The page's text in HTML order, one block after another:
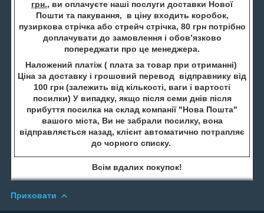
грн., ви оплачуєте наші послуги доставки Нової
Пошти та пакування, в ціну входить коробок,
пузиркова стрічка або стрейч стрічка, 80 грн потрібно
доплачувати до замовлення і обов’язково
попереджати про це менеджера.
Наложений платіж ( плата за товар при отриманні)
Ціна за доставку і грошовий перевод відправнику від
100 грн (залежить від кількості, ваги і вартості
посилки) У випадку, якщо після семи днів після
прибуття посилка на склад компанії "Нова Пошта"
вашого міста, Ви не забрали посилку, вона
відправляється назад, клієнт автоматично потрапляє
до чорного списку.
Всім вдалих покупок!
Приховати